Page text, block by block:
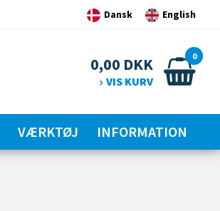
Dansk English
0
0,00 DKK
VIS KURV
VÆRKTØJ INFORMATION